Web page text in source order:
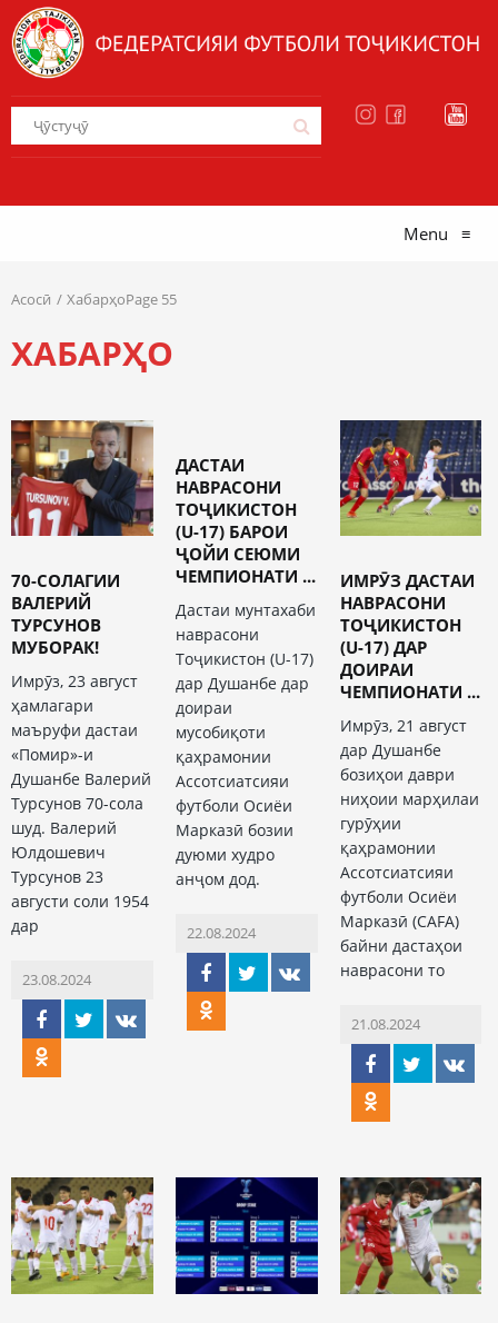
Menu ≡
Асосӣ ХабарҳоPage 55
ХАБАРҲО
70-СОЛАГИИ
ВАЛЕРИЙ
ТУРСУНОВ
МУБОРАК!
Имрӯз, 23 август
ҳамлагари
маъруфи дастаи
«Помир»-и
Душанбе Валерий
Турсунов 70-сола
шуд. Валерий
Юлдошевич
Турсунов 23
августи соли 1954
дар
23.08.2024
ДАСТАИ
НАВРАСОНИ
ТОҶИКИСТОН
(U-17) БАРОИ
ҶОЙИ СЕЮМИ
ЧЕМПИОНАТИ ...
Дастаи мунтахаби
наврасони
Тоҷикистон (U-17)
дар Душанбе дар
доираи
мусобиқоти
қаҳрамонии
Ассотсиатсияи
футболи Осиёи
Марказӣ бозии
дуюми худро
анҷом дод.
22.08.2024
ИМРӮЗ ДАСТАИ
НАВРАСОНИ
ТОҶИКИСТОН
(U-17) ДАР
ДОИРАИ
ЧЕМПИОНАТИ ...
Имрӯз, 21 август
дар Душанбе
бозиҳои даври
ниҳоии марҳилаи
гурӯҳии
қаҳрамонии
Ассотсиатсияи
футболи Осиёи
Марказӣ (CAFA)
байни дастаҳои
наврасони то
21.08.2024